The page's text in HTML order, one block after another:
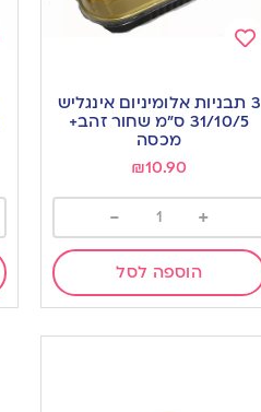
to
wishlist
3 תבניות אלומיניום אינגליש
31/10/5 ס”מ שחור זהב+
מכסה
₪10.90
+
-
הוספה לסל